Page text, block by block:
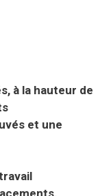
à la hauteur de
et une